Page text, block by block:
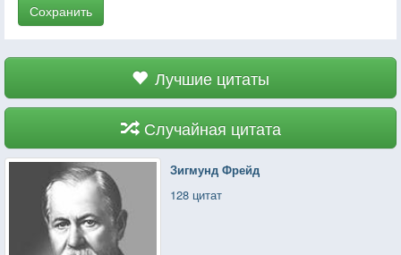
Сохранить
Лучшие цитаты
Случайная цитата
Зигмунд Фрейд
128 цитат